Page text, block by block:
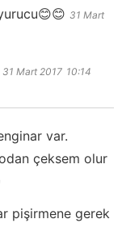
31 Mart
31 Mart 2017 10:14
var.
çeksem olur
pişirmene gerek